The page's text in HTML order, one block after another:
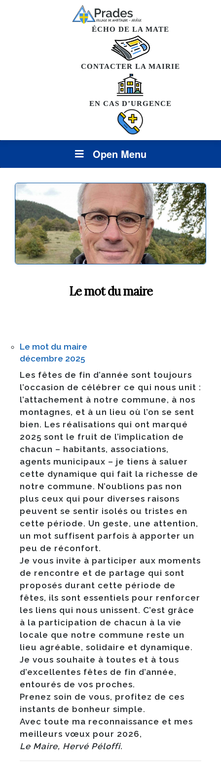
ÉCHO DE LA MATE
CONTACTER LA MAIRIE
EN CAS D’URGENCE
Open Menu
Le mot du maire
Le mot du maire
décembre 2025
Les fêtes de fin d’année sont toujours
l’occasion de célébrer ce qui nous unit :
l’attachement à notre commune, à nos
montagnes, et à un lieu où l’on se sent
bien. Les réalisations qui ont marqué
2025 sont le fruit de l’implication de
chacun – habitants, associations,
agents municipaux – je tiens à saluer
cette dynamique qui fait la richesse de
notre commune. N’oublions pas non
plus ceux qui pour diverses raisons
peuvent se sentir isolés ou tristes en
cette période. Un geste, une attention,
un mot suffisent parfois à apporter un
peu de réconfort.
Je vous invite à participer aux moments
de rencontre et de partage qui sont
proposés durant cette période de
fêtes, ils sont essentiels pour renforcer
les liens qui nous unissent. C’est grâce
à la participation de chacun à la vie
locale que notre commune reste un
lieu agréable, solidaire et dynamique.
Je vous souhaite à toutes et à tous
d’excellentes fêtes de fin d’année,
entourés de vos proches.
Prenez soin de vous, profitez de ces
instants de bonheur simple.
Avec toute ma reconnaissance et mes
meilleurs vœux pour 2026,
Le Maire, Hervé Péloffi.